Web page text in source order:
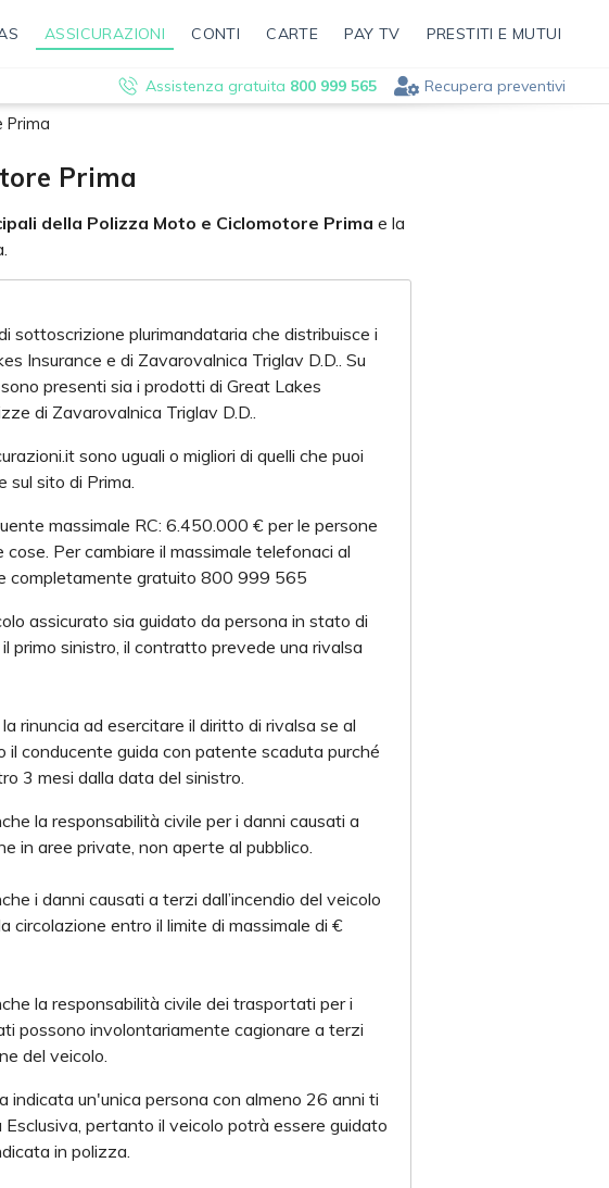
ASSICURAZIONI CONTI CARTE PAY TV PRESTITI E MUTUI
Assistenza gratuita 800 999 565
Recupera preventivi
Prima
Prima
della Polizza Moto e Ciclomotore Prima e la
sottoscrizione plurimandataria che distribuisce i
Insurance e di Zavarovalnica Triglav D.D.. Su
presenti sia i prodotti di Great Lakes
di Zavarovalnica Triglav D.D..
sono uguali o migliori di quelli che puoi
sito di Prima.
massimale RC: 6.450.000 € per le persone
Per cambiare il massimale telefonaci al
completamente gratuito 800 999 565
assicurato sia guidato da persona in stato di
primo sinistro, il contratto prevede una rivalsa
rinuncia ad esercitare il diritto di rivalsa se al
il conducente guida con patente scaduta purché
3 mesi dalla data del sinistro.
la responsabilità civile per i danni causati a
in aree private, non aperte al pubblico.
i danni causati a terzi dall’incendio del veicolo
circolazione entro il limite di massimale di €
la responsabilità civile dei trasportati per i
possono involontariamente cagionare a terzi
del veicolo.
indicata un'unica persona con almeno 26 anni ti
Esclusiva, pertanto il veicolo potrà essere guidato
in polizza.